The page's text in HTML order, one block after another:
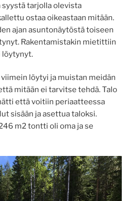
tarjolla olevista
ostaa oikeastaan mitään.
ajan asuntonäytöstä toiseen
Rakentamistakin mietittiin
löytynyt.
löytyi ja muistan meidän
mitään ei tarvitse tehdä. Talo
että voitiin periaatteessa
sisään ja asettua taloksi.
m2 tontti oli oma ja se